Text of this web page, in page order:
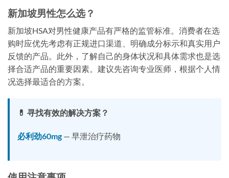
新加坡男性怎么选？
新加坡HSA对男性健康产品有严格的监管标准。消费者在选
购时应优先考虑有正规进口渠道、明确成分标示和真实用户
反馈的产品。此外，了解自己的身体状况和具体需求也是选
择合适产品的重要因素。建议先咨询专业医师，根据个人情
况选择最适合的方案。
💊 寻找有效的解决方案？
必利劲60mg — 早泄治疗药物